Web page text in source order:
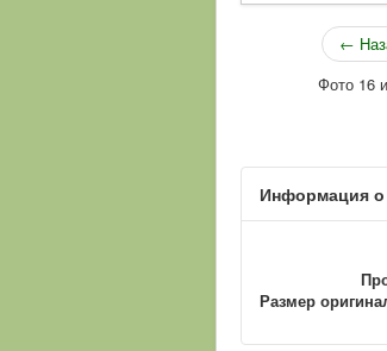
←
Фото 16
Информация